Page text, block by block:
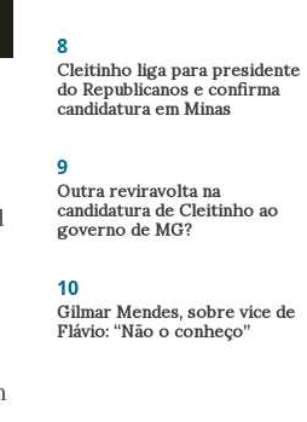
8
Cleitinho liga para presidente
do Republicanos e confirma
candidatura em Minas
9
Outra reviravolta na
candidatura de Cleitinho ao
governo de MG?
10
Gilmar Mendes, sobre vice de
Flávio: “Não o conheço”